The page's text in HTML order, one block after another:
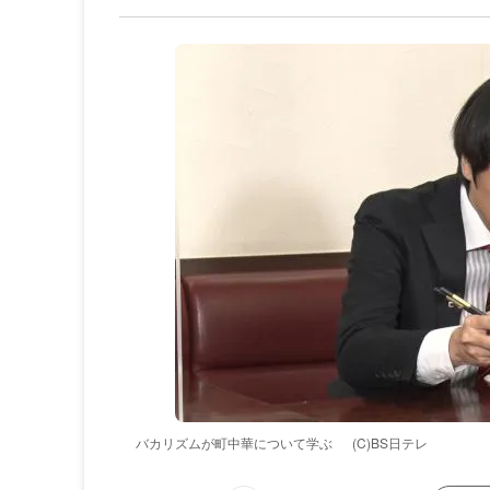
バカリズムが町中華について学ぶ (C)BS日テレ